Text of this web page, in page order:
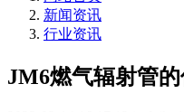
新闻资讯
行业资讯
JM6燃气辐射管